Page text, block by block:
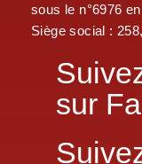
sous le n°6976
Siège social :
sur